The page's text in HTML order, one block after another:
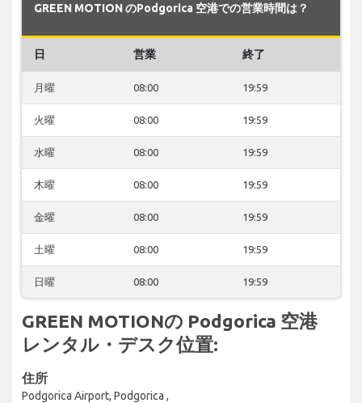
GREEN MOTION のPodgorica 空港での営業時間は？
日 営業 終了
月曜 08:00 19:59
火曜 08:00 19:59
水曜 08:00 19:59
木曜 08:00 19:59
金曜 08:00 19:59
土曜 08:00 19:59
日曜 08:00 19:59
GREEN MOTIONの Podgorica 空港
レンタル・デスク位置:
住所
Podgorica Airport, Podgorica ,